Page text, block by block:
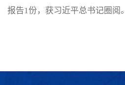
报告1份，获习近平总书记圈阅。